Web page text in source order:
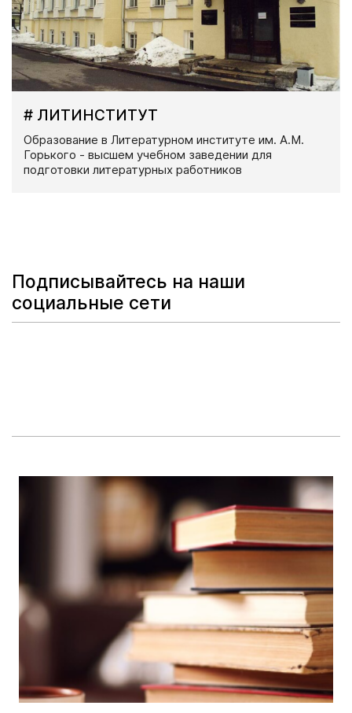
# ЛИТИНСТИТУТ
Образование в Литературном институте им. А.М.
Горького - высшем учебном заведении для
подготовки литературных работников
Подписывайтесь на наши
социальные сети